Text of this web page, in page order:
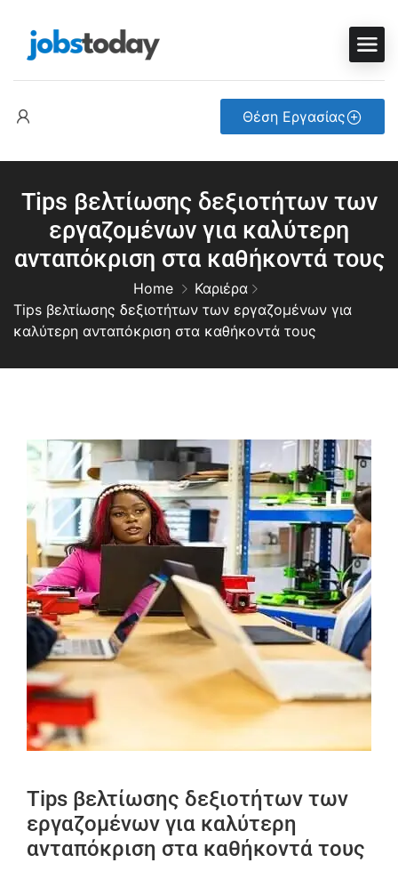
Θέση Εργασίας
Tips βελτίωσης δεξιοτήτων των
εργαζομένων για καλύτερη
ανταπόκριση στα καθήκοντά τους
Home
Καριέρα
Tips βελτίωσης δεξιοτήτων των εργαζομένων για
καλύτερη ανταπόκριση στα καθήκοντά τους
Tips βελτίωσης δεξιοτήτων των
εργαζομένων για καλύτερη
ανταπόκριση στα καθήκοντά τους